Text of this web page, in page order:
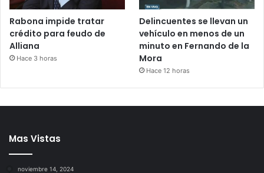
Rabona impide tratar
crédito para feudo de
Alliana
Hace 3 horas
Delincuentes se llevan un
vehículo en menos de un
minuto en Fernando de la
Mora
Hace 12 horas
Mas Vistas
noviembre 14, 2024